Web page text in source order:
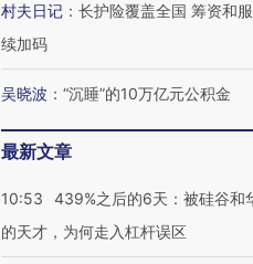
村夫日记 ： 长护险覆盖全国 筹资和
续加码
吴晓波 ： “沉睡”的10万亿元公积金
最新文章
10:53
439%之后的6天：被硅谷和
的天才，为何走入杠杆误区